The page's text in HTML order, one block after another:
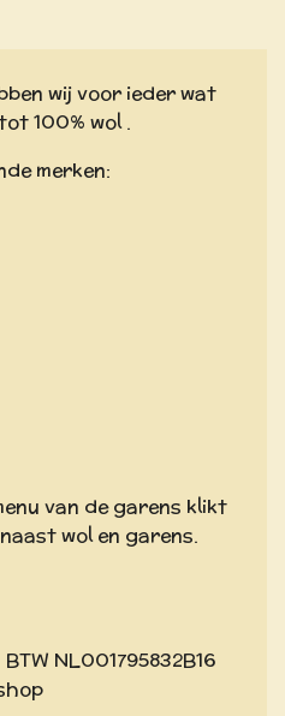
wij voor ieder wat
100% wol .
merken:
van de garens klikt
wol en garens.
NL001795832B16